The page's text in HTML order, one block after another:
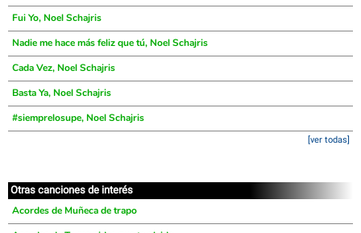
Fui Yo, Noel Schajris
Nadie me hace más feliz que tú, Noel Schajris
Cada Vez, Noel Schajris
Basta Ya, Noel Schajris
#siemprelosupe, Noel Schajris
[ver todas]
Otras canciones de interés
Acordes de Muñeca de trapo